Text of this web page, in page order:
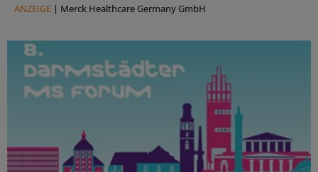
ANZEIGE | Merck Healthcare Germany GmbH